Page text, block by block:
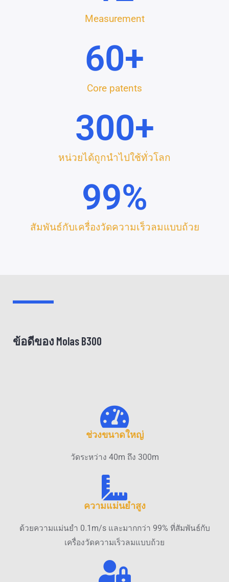
Measurement
Core patents
60+
หน่วยได้ถูกนำไปใช้ทั่วโลก
300+
สัมพันธ์กับเครื่องวัดความเร็วลมแบบถ้วย
99%
ข้อดีของ Molas B300
ช่วงขนาดใหญ่
วัดระหว่าง 40m ถึง 300m
ความแม่นยำสูง
ด้วยความแม่นยำ 0.1m/s และมากกว่า 99% ที่สัมพันธ์กับ
เครื่องวัดความเร็วลมแบบถ้วย